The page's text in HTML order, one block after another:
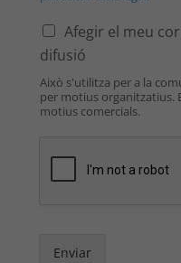
Afegir el meu
difusió
Això s'utilitza per a la
per motius organitzatius.
motius comercials.
Enviar